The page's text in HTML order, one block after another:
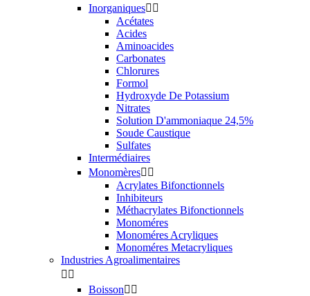
Inorganiques 
Acétates
Acides
Aminoacides
Carbonates
Chlorures
Formol
Hydroxyde De Potassium
Nitrates
Solution D'ammoniaque 24,5%
Soude Caustique
Sulfates
Intermédiaires
Monomères 
Acrylates Bifonctionnels
Inhibiteurs
Méthacrylates Bifonctionnels
Monoméres
Monoméres Acryliques
Monoméres Metacryliques
Industries Agroalimentaires
 
Boisson 